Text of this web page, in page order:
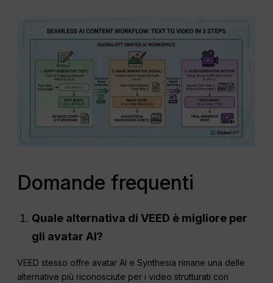
Domande frequenti
Quale alternativa di VEED è migliore per
gli avatar AI?
VEED stesso offre avatar AI e Synthesia rimane una delle
alternative più riconosciute per i video strutturati con